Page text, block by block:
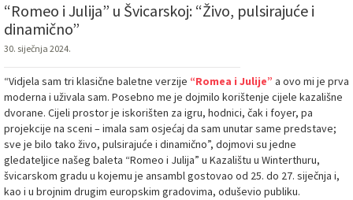
“Romeo i Julija” u Švicarskoj: “Živo, pulsirajuće i
dinamično”
30. siječnja 2024.
“Vidjela sam tri klasične baletne verzije “Romea i Julije” a ovo mi je prva
moderna i uživala sam. Posebno me je dojmilo korištenje cijele kazališne
dvorane. Cijeli prostor je iskorišten za igru, hodnici, čak i foyer, pa
projekcije na sceni – imala sam osjećaj da sam unutar same predstave;
sve je bilo tako živo, pulsirajuće i dinamično”, dojmovi su jedne
gledateljice našeg baleta “Romeo i Julija” u Kazalištu u Winterthuru,
švicarskom gradu u kojemu je ansambl gostovao od 25. do 27. siječnja i,
kao i u brojnim drugim europskim gradovima, oduševio publiku.